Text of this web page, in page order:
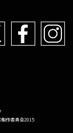
製作委員会2015